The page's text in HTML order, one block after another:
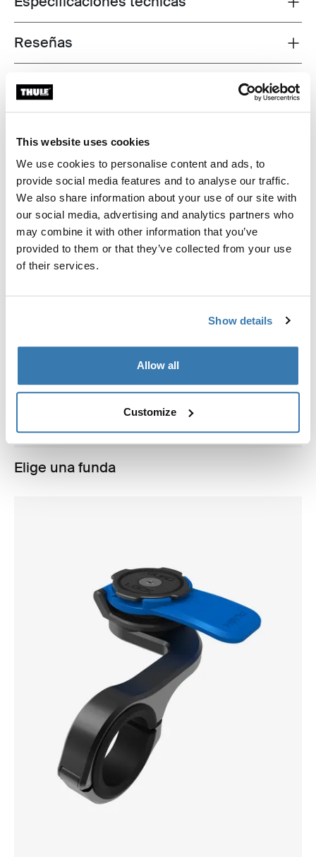
This website uses cookies
We use cookies to personalise content and ads, to
provide social media features and to analyse our traffic.
We also share information about your use of our site with
our social media, advertising and analytics partners who
may combine it with other information that you’ve
provided to them or that they’ve collected from your use
of their services.
Show details
Allow all
Customize
Toggle overview
Reseñas
Elige una funda